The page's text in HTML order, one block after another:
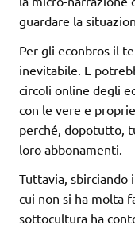
guardare la
Per gli econbros il
inevitabile. E
circoli online degli
con le vere e
perché, dopotutto,
loro abbonamenti.
Tuttavia, sbirciando
cui non si ha molta
sottocultura ha